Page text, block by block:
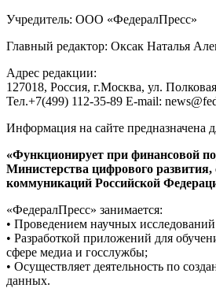
Учредитель: ООО «ФедералПресс»
Главный редактор: Оксак Наталья
Адрес редакции:
127018, Россия, г.Москва, ул.
Тел.+7(499) 112-35-89 E-mail:
Информация на сайте предназначена
«Функционирует при финансовой
Министерства цифрового развития,
коммуникаций Российской
«ФедералПресс» занимается:
• Проведением научных
• Разработкой приложений для
сфере медиа и госслужбы;
• Осуществляет деятельность по
данных.